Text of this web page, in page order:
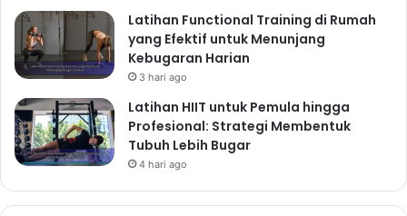
Latihan Functional Training di Rumah
yang Efektif untuk Menunjang
Kebugaran Harian
3 hari ago
Latihan HIIT untuk Pemula hingga
Profesional: Strategi Membentuk
Tubuh Lebih Bugar
4 hari ago